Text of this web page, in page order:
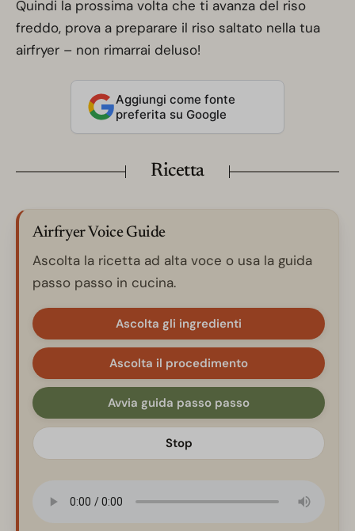
Quindi la prossima volta che ti avanza del riso
freddo, prova a preparare il riso saltato nella tua
airfryer – non rimarrai deluso!
Aggiungi come fonte
preferita su Google
Ricetta
Airfryer Voice Guide
Ascolta la ricetta ad alta voce o usa la guida
passo passo in cucina.
Ascolta gli ingredienti
Ascolta il procedimento
Avvia guida passo passo
Stop